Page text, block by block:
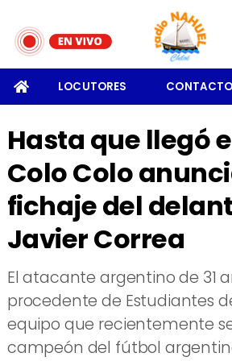
LOCUTORES CONTACTO
Hasta que llegó
Colo Colo
fichaje del
Javier Correa
El atacante argentino de 31
procedente de Estudiantes
equipo que recientemente
campeón del fútbol